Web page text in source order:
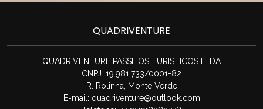
QUADRIVENTURE
QUADRIVENTURE PASSEIOS TURISTICOS LTDA
CNPJ: 19.981.733/0001-82
R. Rolinha, Monte Verde
E-mail: quadriventure@outlook.com